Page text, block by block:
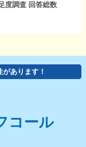
度調査 回答総数
あります！
コール